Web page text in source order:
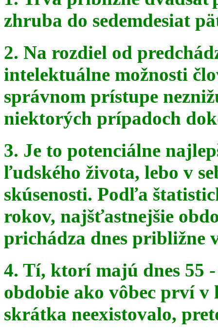
zhruba do sedemdesiat
2. Na rozdiel od
intelektuálne možnosti
správnom prístupe
niektorých prípadoch
3. Je to potenciálne
ľudského života, lebo v
skúsenosti. Podľa
rokov, najšťastnejšie
prichádza dnes približne
4. Tí, ktorí majú dnes 55
obdobie ako vôbec prví
skrátka neexistovalo,